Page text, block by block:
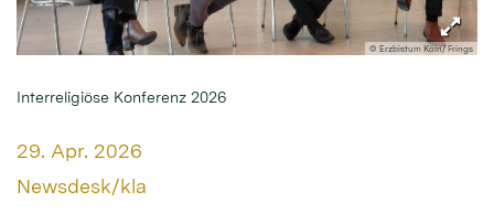
© Erzbistum Köln/ Frings
Interreligiöse Konferenz 2026
Datum:
29. Apr. 2026
Von:
Newsdesk/kla